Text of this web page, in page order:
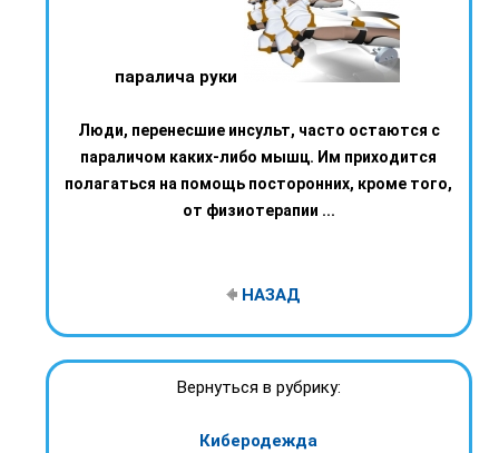
паралича руки
Люди, перенесшие инсульт, часто остаются с
параличом каких-либо мышц. Им приходится
полагаться на помощь посторонних, кроме того,
от физиотерапии ...
НАЗАД
Вернуться в рубрику:
Киберодежда